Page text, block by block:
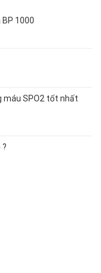
1000
máu SPO2 tốt nhất
?